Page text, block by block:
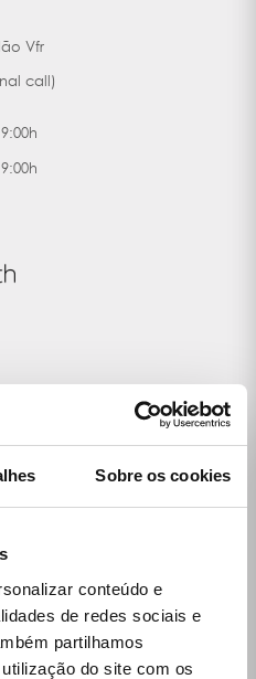
Sobre os cookies
conteúdo e
de redes sociais e
partilhamos
do site com os
Vfr
call)